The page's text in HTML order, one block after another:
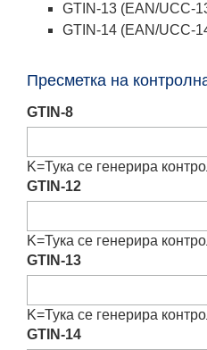
GTIN-13 (EAN/UCC-
GTIN-14 (EAN/UCC-
Пресметка на
GTIN-8
K=Тука се генерира
GTIN-12
K=Тука се генерира
GTIN-13
K=Тука се генерира
GTIN-14